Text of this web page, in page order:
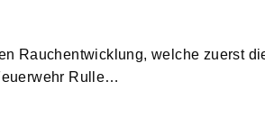
Rauchentwicklung, welche zuerst
Rulle…